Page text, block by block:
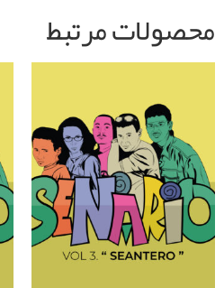
محصولات مرتبط